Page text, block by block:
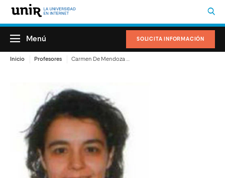
SOLICITA INFORMACIÓN
Menú
Inicio Profesores